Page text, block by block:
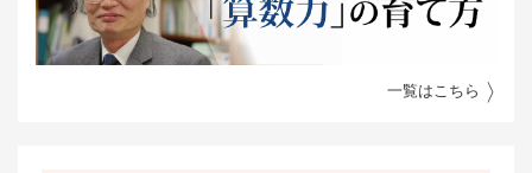
一覧はこちら